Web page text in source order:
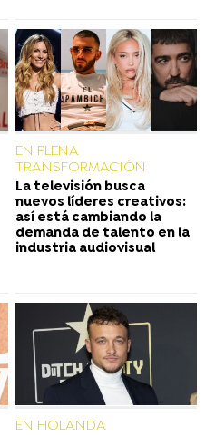
EN PLENA
TRANSFORMACIÓN
La televisión busca
nuevos líderes creativos:
así está cambiando la
demanda de talento en la
industria audiovisual
EN HOLANDA